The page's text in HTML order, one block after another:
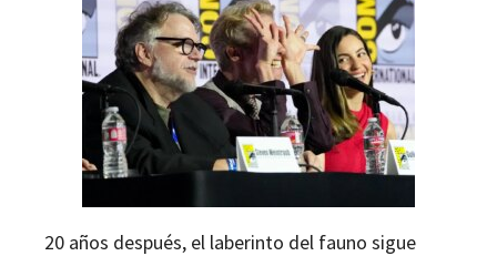
20 años después, el laberinto del fauno sigue